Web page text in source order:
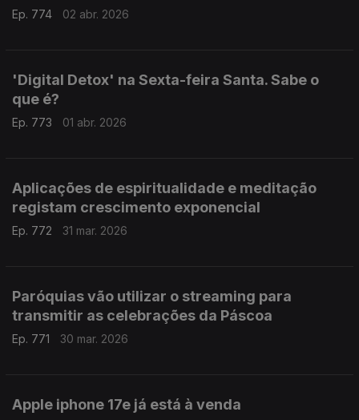
Ep. 774 02 abr. 2026
'Digital Detox' na Sexta-feira Santa. Sabe o
que é?
Ep. 773 01 abr. 2026
Aplicações de espiritualidade e meditação
registam crescimento exponencial
Ep. 772 31 mar. 2026
Paróquias vão utilizar o streaming para
transmitir as celebrações da Páscoa
Ep. 771 30 mar. 2026
Apple iphone 17e já está à venda